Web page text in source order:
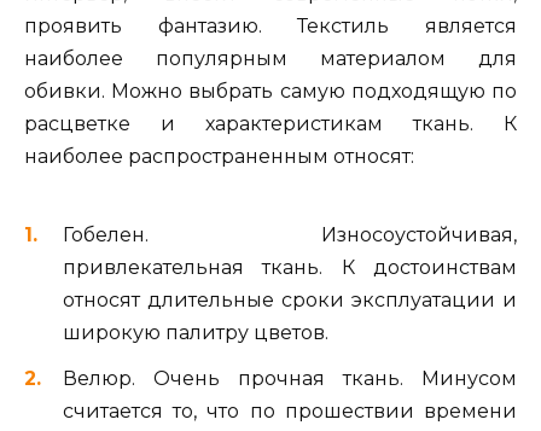
проявить фантазию. Текстиль является
наиболее популярным материалом для
обивки. Можно выбрать самую подходящую по
расцветке и характеристикам ткань. К
наиболее распространенным относят:
Гобелен. Износоустойчивая,
привлекательная ткань. К достоинствам
относят длительные сроки эксплуатации и
широкую палитру цветов.
Велюр. Очень прочная ткань. Минусом
считается то, что по прошествии времени